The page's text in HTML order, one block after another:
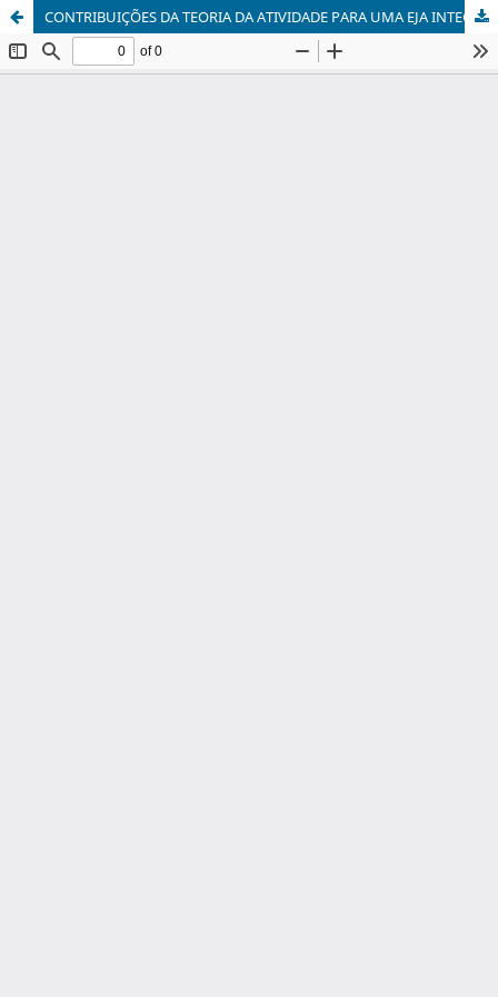
CONTRIBUIÇÕES DA TEORIA DA ATIVIDADE PARA UMA EJA INTEGRADA À EDUCAÇÃO PROFISSIONAL